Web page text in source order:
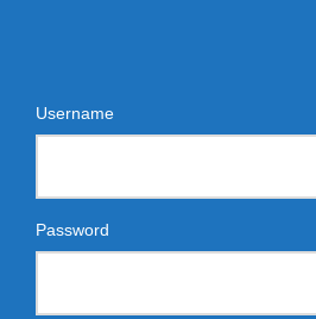
Username
Password